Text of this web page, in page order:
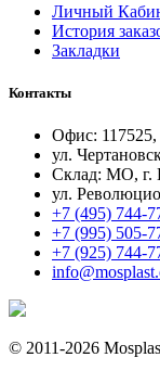
Личный
История
Закладки
Контакты
Офис: 117525,
ул.
Склад: МО, г.
ул.
+7 (495) 744-
+7 (995) 505-
+7 (925) 744-
© 2011-2026